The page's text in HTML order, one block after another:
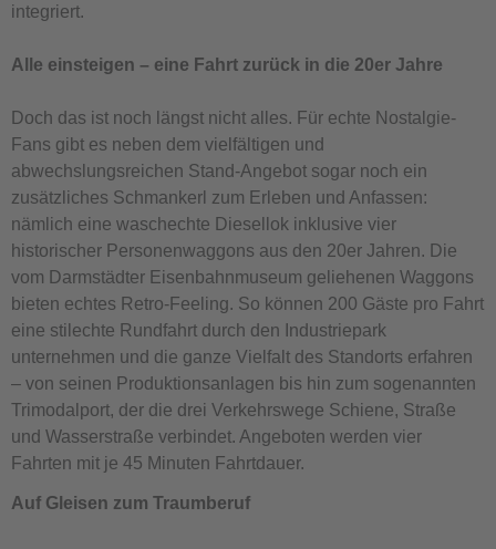
integriert.
Alle einsteigen – eine Fahrt zurück in die 20er Jahre
Doch das ist noch längst nicht alles. Für echte Nostalgie-
Fans gibt es neben dem vielfältigen und
abwechslungsreichen Stand-Angebot sogar noch ein
zusätzliches Schmankerl zum Erleben und Anfassen:
nämlich eine waschechte Diesellok inklusive vier
historischer Personenwaggons aus den 20er Jahren. Die
vom Darmstädter Eisenbahnmuseum geliehenen Waggons
bieten echtes Retro-Feeling. So können 200 Gäste pro Fahrt
eine stilechte Rundfahrt durch den Industriepark
unternehmen und die ganze Vielfalt des Standorts erfahren
– von seinen Produktionsanlagen bis hin zum sogenannten
Trimodalport, der die drei Verkehrswege Schiene, Straße
und Wasserstraße verbindet. Angeboten werden vier
Fahrten mit je 45 Minuten Fahrtdauer.
Auf Gleisen zum Traumberuf